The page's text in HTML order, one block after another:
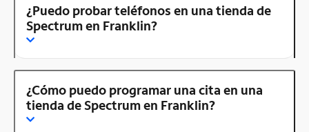
¿Puedo probar teléfonos en una tienda de
Spectrum en Franklin?
¿Cómo puedo programar una cita en una
tienda de Spectrum en Franklin?